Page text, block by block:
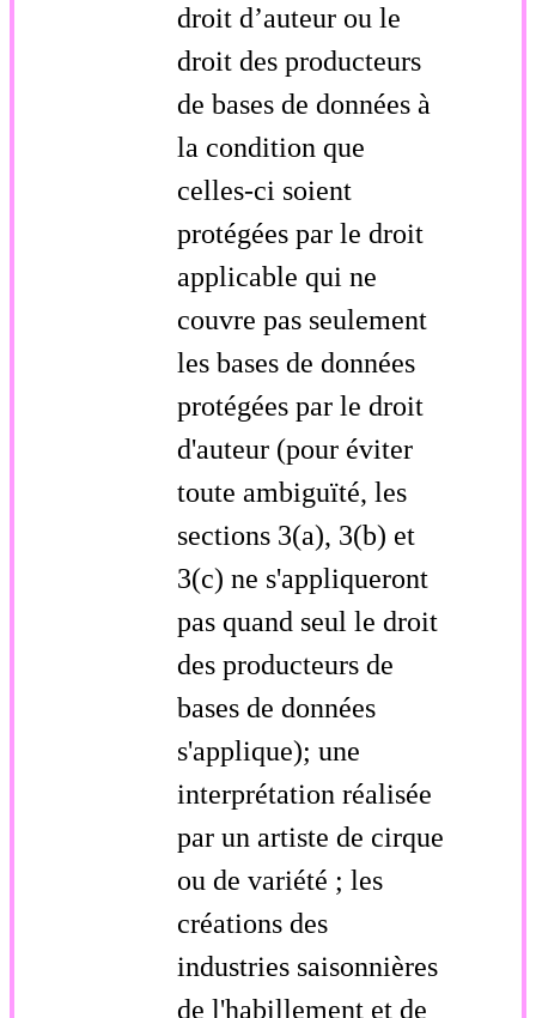
droit d’auteur ou le
droit des producteurs
de bases de données à
la condition que
celles-ci soient
protégées par le droit
applicable qui ne
couvre pas seulement
les bases de données
protégées par le droit
d'auteur (pour éviter
toute ambiguïté, les
sections 3(a), 3(b) et
3(c) ne s'appliqueront
pas quand seul le droit
des producteurs de
bases de données
s'applique); une
interprétation réalisée
par un artiste de cirque
ou de variété ; les
créations des
industries saisonnières
de l'habillement et de